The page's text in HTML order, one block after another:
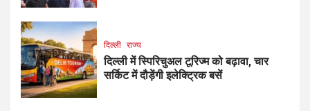
दिल्ली राज्य
दिल्ली में स्पिरिचुअल टूरिज्म को बढ़ावा, चार
सर्किट में दौड़ेंगी इलेक्ट्रिक बसें